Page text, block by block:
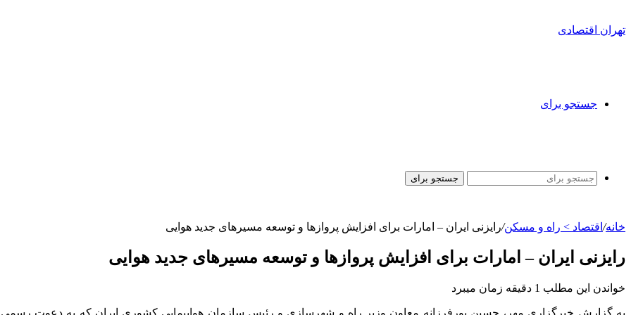
تهران اقتصادی
جستجو برای
جستجو برای
خانه/ اقتصاد > راه و مسکن/رایزنی‌ ایران – امارات برای افزایش پروازها و توسعه مسیرهای جدید هوایی
رایزنی‌ ایران – امارات برای افزایش پروازها و توسعه مسیرهای جدید هوایی
خواندن این مطلب 1 دقیقه زمان میبرد
به گزارش خبرگزاری مهر، حسین پورفرزانه معاون وزیر راه و شهرسازی و رئیس سازمان هواپیمایی کشوری ایران که به دعوت رسمی